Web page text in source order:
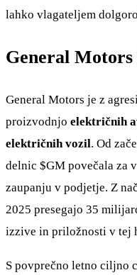
lahko vlagateljem
General Motors
General Motors je z
proizvodnjo električnih
električnih vozil. Od
delnic $GM povečala za
zaupanju v podjetje. Z
2025 presegajo 35
izzive in priložnosti v tej
S povprečno letno ciljno